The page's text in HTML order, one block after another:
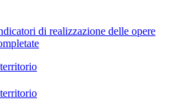
di realizzazione delle opere